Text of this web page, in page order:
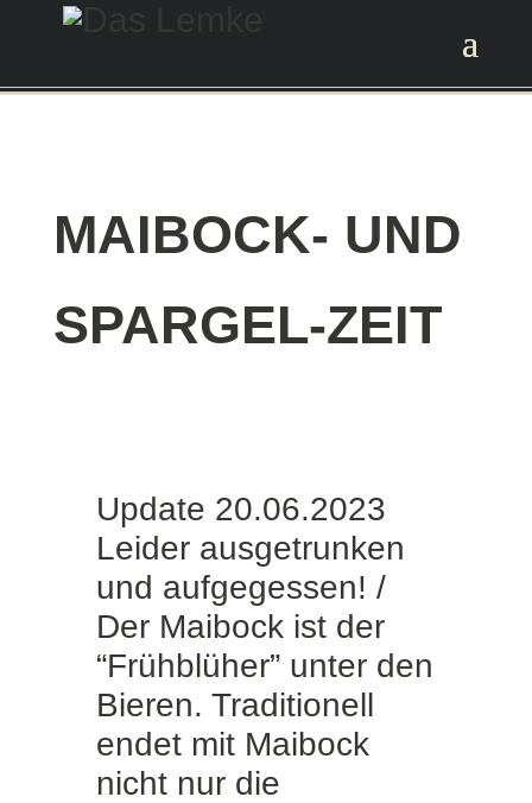
MAIBOCK- UND
SPARGEL-ZEIT
Update 20.06.2023
Leider ausgetrunken
und aufgegessen! /
Der Maibock ist der
“Frühblüher” unter den
Bieren. Traditionell
endet mit Maibock
nicht nur die